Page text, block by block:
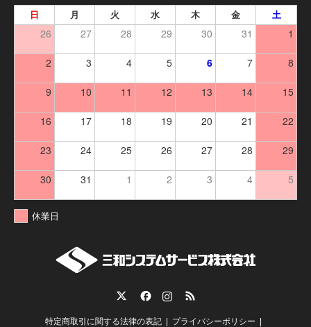
日 月 火 水 木 金 土
26 27 28 29 30 31 1
2 3 4 5 6 7 8
9 10 11 12 13 14 15
16 17 18 19 20 21 22
23 24 25 26 27 28 29
30 31 1 2 3 4 5
休業日
RSS
特定商取引に関する法律の表記
プライバシーポリシー